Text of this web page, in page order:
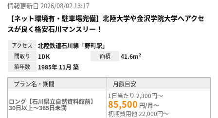
情報更新日 2026/08/02 13:17
【ネット環境有・駐車場完備】北陸大学や金沢学院大学へアクセ
スが良く格安石川マンスリー！
アクセス 北陸鉄道石川線「野町駅」
間取り 1DK 面積 41.6m²
築年数 1985年 11月 築
プラン名・期間 月額目安
ロング【石川県立自然資料館前】
30日以上～365日未満
1日当たり 2,300円～
85,500 円/月～
初期費用他 22,000円～